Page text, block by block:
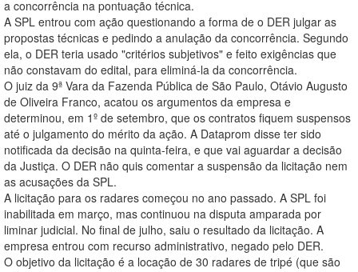
a concorrência na pontuação técnica.
A SPL entrou com ação questionando a forma de o DER julgar as
propostas técnicas e pedindo a anulação da concorrência. Segundo
ela, o DER teria usado "critérios subjetivos" e feito exigências que
não constavam do edital, para eliminá-la da concorrência.
O juiz da 9ª Vara da Fazenda Pública de São Paulo, Otávio Augusto
de Oliveira Franco, acatou os argumentos da empresa e
determinou, em 1º de setembro, que os contratos fiquem suspensos
até o julgamento do mérito da ação. A Dataprom disse ter sido
notificada da decisão na quinta-feira, e que vai aguardar a decisão
da Justiça. O DER não quis comentar a suspensão da licitação nem
as acusações da SPL.
A licitação para os radares começou no ano passado. A SPL foi
inabilitada em março, mas continuou na disputa amparada por
liminar judicial. No final de julho, saiu o resultado da licitação. A
empresa entrou com recurso administrativo, negado pelo DER.
O objetivo da licitação é a locação de 30 radares de tripé (que são